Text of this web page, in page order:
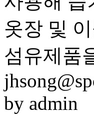
옷장 및
섬유제품
by admin